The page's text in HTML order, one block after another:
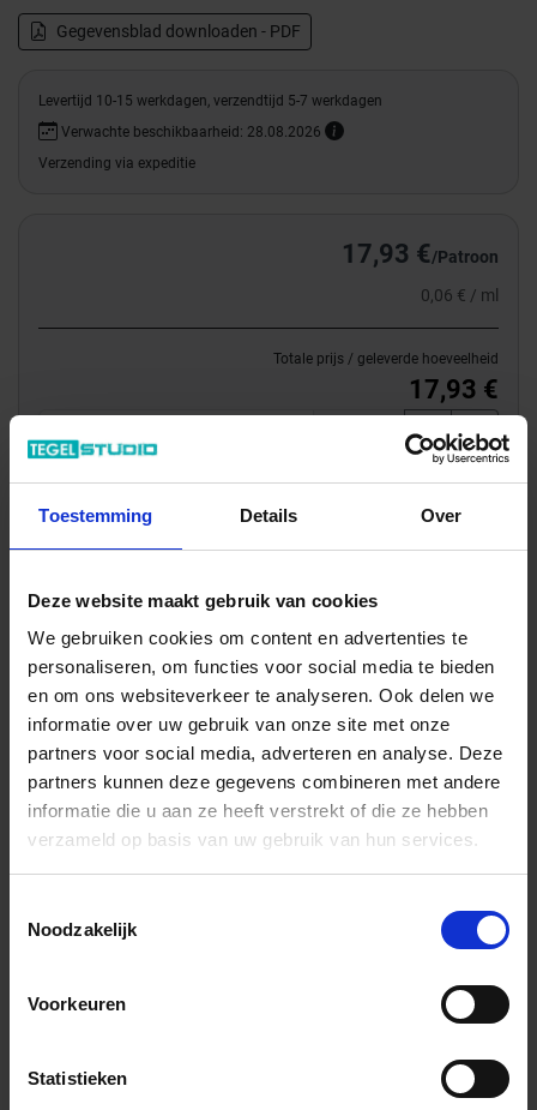
Toestemming Details Over
Deze website maakt gebruik van cookies
We gebruiken cookies om content en advertenties te
personaliseren, om functies voor social media te bieden
en om ons websiteverkeer te analyseren. Ook delen we
informatie over uw gebruik van onze site met onze
partners voor social media, adverteren en analyse. Deze
partners kunnen deze gegevens combineren met andere
informatie die u aan ze heeft verstrekt of die ze hebben
verzameld op basis van uw gebruik van hun services.
Noodzakelijk
Voorkeuren
Statistieken
Gegevensblad downloaden - PDF
Levertijd 10-15 werkdagen, verzendtijd 5-7 werkdagen
Verwachte beschikbaarheid: 28.08.2026
Verzending via expeditie
17,93 €/Patroon
0,06 € / ml
Totale prijs / geleverde hoeveelheid
17,93 €
In het winkelmandje
Wil je graag een afspraak?
Onze verkoopspecialisten staan graag voor je klaar:
Di – Vr 09.00 – 18.00
Za 10.00 – 15.00
Downloads
Prestatieverklaring - Sopro Sanitair Siliconen